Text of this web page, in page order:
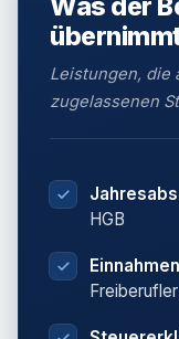
Was der
Leistungen, die
zugelassenen
HGB